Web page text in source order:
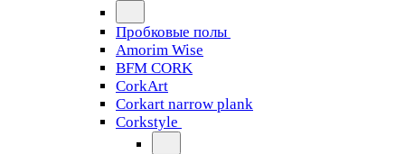
Пробковые полы
Amorim Wise
BFM CORK
CorkArt
Corkart narrow plank
Corkstyle